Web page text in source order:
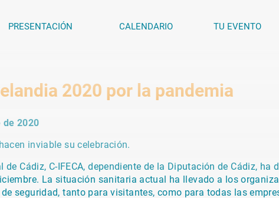
PRESENTACIÓN CALENDARIO TU EVENTO
2020 por la pandemia
de 2020
inviable su celebración.
de Cádiz, C-IFECA, dependiente de la Diputación de Cádiz,
La situación sanitaria actual ha llevado a los
seguridad, tanto para visitantes, como para todas las